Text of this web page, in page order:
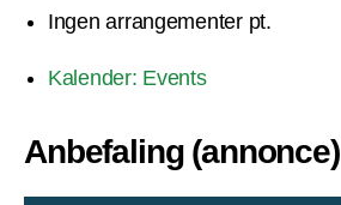
Ingen arrangementer pt.
Kalender: Events
Anbefaling (annonce)